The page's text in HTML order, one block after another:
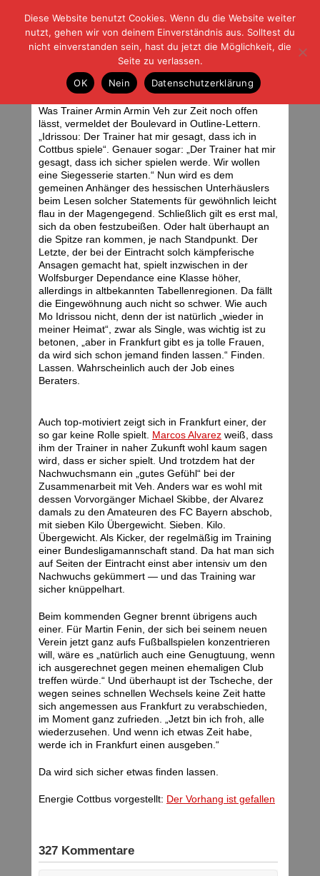
| | |BLOG-GFußball und der Rest
HOME|REGELN|IMPRESSUM |DATENSCHUTZ
Heiß wie Frittenfett
Donnerstag, 08.09.11 | 06:26 Uhr
Was Trainer Armin Armin Veh zur Zeit noch offen
lässt, vermeldet der Boulevard in Outline-Lettern.
„Idrissou: Der Trainer hat mir gesagt, dass ich in
Cottbus spiele“. Genauer sogar: „Der Trainer hat mir
gesagt, dass ich sicher spielen werde. Wir wollen
eine Siegesserie starten.“ Nun wird es dem
gemeinen Anhänger des hessischen Unterhäuslers
beim Lesen solcher Statements für gewöhnlich leicht
flau in der Magengegend. Schließlich gilt es erst mal,
sich da oben festzubeißen. Oder halt überhaupt an
die Spitze ran kommen, je nach Standpunkt. Der
Letzte, der bei der Eintracht solch kämpferische
Ansagen gemacht hat, spielt inzwischen in der
Wolfsburger Dependance eine Klasse höher,
allerdings in altbekannten Tabellenregionen. Da fällt
die Eingewöhnung auch nicht so schwer. Wie auch
Mo Idrissou nicht, denn der ist natürlich „wieder in
meiner Heimat“, zwar als Single, was wichtig ist zu
betonen, „aber in Frankfurt gibt es ja tolle Frauen,
da wird sich schon jemand finden lassen.“ Finden.
Lassen. Wahrscheinlich auch der Job eines
Beraters.
Auch top-motiviert zeigt sich in Frankfurt einer, der
so gar keine Rolle spielt. Marcos Alvarez weiß, dass
ihm der Trainer in naher Zukunft wohl kaum sagen
wird, dass er sicher spielt. Und trotzdem hat der
Nachwuchsmann ein „gutes Gefühl“ bei der
Zusammenarbeit mit Veh. Anders war es wohl mit
dessen Vorvorgänger Michael Skibbe, der Alvarez
damals zu den Amateuren des FC Bayern abschob,
mit sieben Kilo Übergewicht. Sieben. Kilo.
Übergewicht. Als Kicker, der regelmäßig im Training
einer Bundesligamannschaft stand. Da hat man sich
auf Seiten der Eintracht einst aber intensiv um den
Nachwuchs gekümmert — und das Training war
sicher knüppelhart.
Beim kommenden Gegner brennt übrigens auch
einer. Für Martin Fenin, der sich bei seinem neuen
Verein jetzt ganz aufs Fußballspielen konzentrieren
will, wäre es „natürlich auch eine Genugtuung, wenn
ich ausgerechnet gegen meinen ehemaligen Club
treffen würde.“ Und überhaupt ist der Tscheche, der
wegen seines schnellen Wechsels keine Zeit hatte
sich angemessen aus Frankfurt zu verabschieden,
im Moment ganz zufrieden. „Jetzt bin ich froh, alle
wiederzusehen. Und wenn ich etwas Zeit habe,
werde ich in Frankfurt einen ausgeben.“
Da wird sich sicher etwas finden lassen.
Energie Cottbus vorgestellt: Der Vorhang ist gefallen
327 Kommentare
Diese Website benutzt Cookies. Wenn du die Website weiter
nutzt, gehen wir von deinem Einverständnis aus. Solltest du
nicht einverstanden sein, hast du jetzt die Möglichkeit, die
Seite zu verlassen.
OK
Nein Datenschutzerklärung